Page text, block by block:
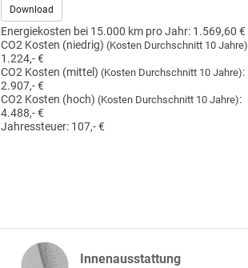
Download
Energiekosten bei 15.000 km pro Jahr: 1.569,60 €
CO2 Kosten (niedrig)(Kosten Durchschnitt 10 Jahre)
1.224,- €
CO2 Kosten (mittel)(Kosten Durchschnitt 10 Jahre):
2.907,- €
CO2 Kosten (hoch)(Kosten Durchschnitt 10 Jahre):
4.488,- €
Jahressteuer: 107,- €
Innenausstattung
Innenausstattung